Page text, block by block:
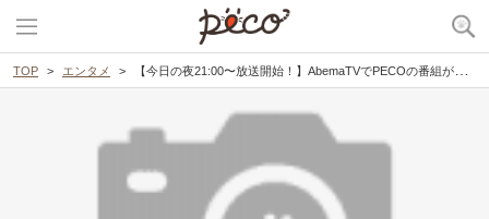
TOP エンタメ 【今日の夜21:00〜放送開始！】AbemaTVでPECOの番組が始まりますっ♡